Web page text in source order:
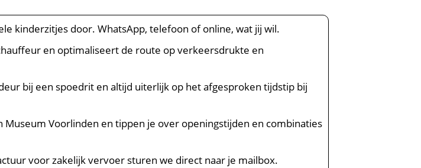
kinderzitjes door. WhatsApp, telefoon of online, wat jij wil.
en optimaliseert de route op verkeersdrukte en
bij een spoedrit en altijd uiterlijk op het afgesproken tijdstip bij
Voorlinden en tippen je over openingstijden en combinaties
voor zakelijk vervoer sturen we direct naar je mailbox.